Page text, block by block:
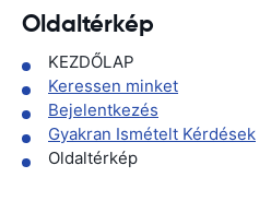
Oldaltérkép
KEZDŐLAP
Keressen minket
Bejelentkezés
Gyakran Ismételt Kérdések
Oldaltérkép